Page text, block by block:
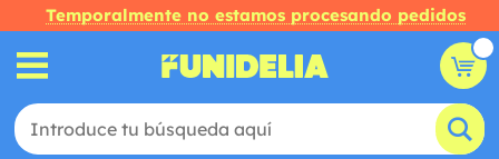
Temporalmente no estamos procesando pedidos